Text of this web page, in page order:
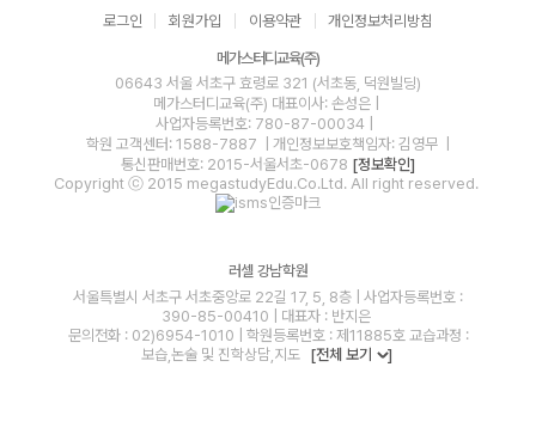
로그인 회원가입 이용약관 개인정보처리방침
메가스터디교육(주)
06643 서울 서초구 효령로 321 (서초동, 덕원빌딩)
메가스터디교육(주) 대표이사: 손성은 |
사업자등록번호: 780-87-00034
학원 고객센터: 1588-7887
| 개인정보보호책임자: 김영무
통신판매번호: 2015-서울서초-0678 [정보확인]
Copyright ⓒ 2015 megastudyEdu.Co.Ltd. All right reserved.
러셀 강남학원
서울특별시 서초구 서초중앙로 22길 17, 5, 8층 | 사업자등록번호 :
390-85-00410 | 대표자 : 반지은
문의전화 : 02)6954-1010 | 학원등록번호 : 제11885호 교습과정 :
보습,논술 및 진학상담,지도 [전체 보기 ]